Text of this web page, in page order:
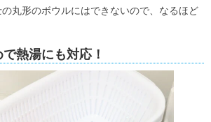
丸形のボウルにはできないので、なるほど
熱湯にも対応！